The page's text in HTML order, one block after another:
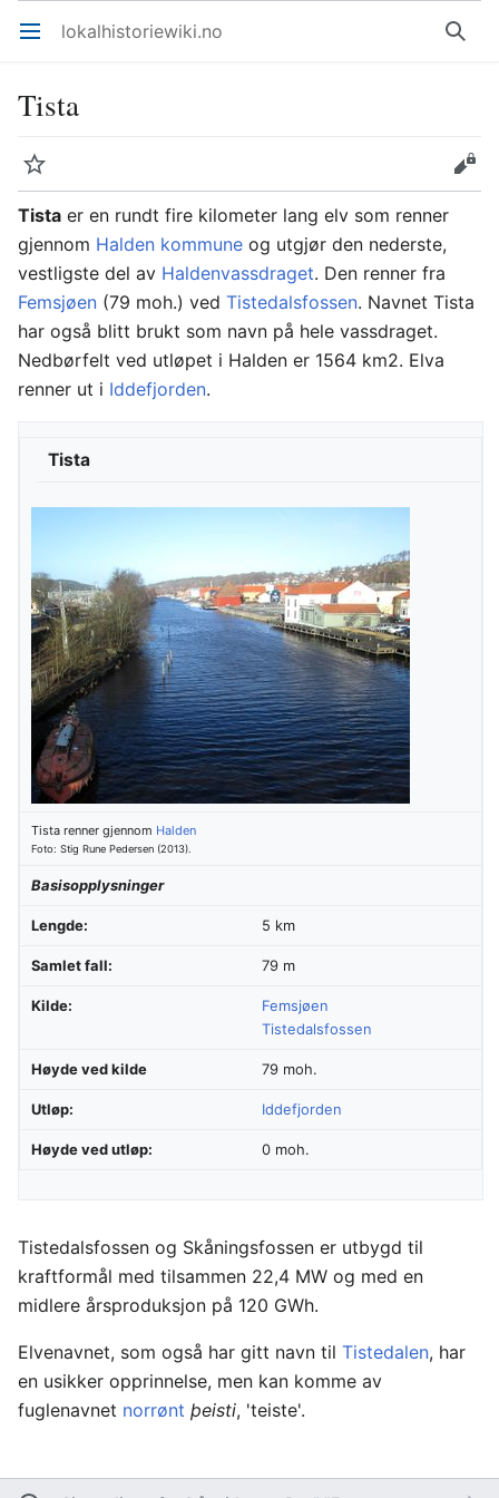
Åpne hovedmenyen lokalhistoriewiki.no Søk
Tista
Overvåk
Rediger
Tista er en rundt fire kilometer lang elv som renner
gjennom Halden kommune og utgjør den nederste,
vestligste del av Haldenvassdraget. Den renner fra
Femsjøen (79 moh.) ved Tistedalsfossen. Navnet Tista
har også blitt brukt som navn på hele vassdraget.
Nedbørfelt ved utløpet i Halden er 1564 km2. Elva
renner ut i Iddefjorden.
Tista
Tista renner gjennom Halden
Foto: Stig Rune Pedersen (2013).
Basisopplysninger
Lengde: 5 km
Samlet fall: 79 m
Kilde:
Femsjøen
Tistedalsfossen
Høyde ved kilde 79 moh.
Utløp: Iddefjorden
Høyde ved utløp: 0 moh.
Tistedalsfossen og Skåningsfossen er utbygd til
kraftformål med tilsammen 22,4 MW og med en
midlere årsproduksjon på 120 GWh.
Elvenavnet, som også har gitt navn til Tistedalen, har
en usikker opprinnelse, men kan komme av
fuglenavnet norrønt þeisti, 'teiste'.